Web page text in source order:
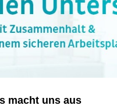
macht uns aus